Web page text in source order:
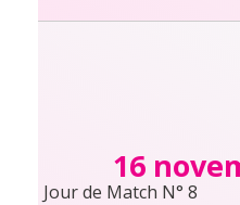
16
Jour de Match N° 8